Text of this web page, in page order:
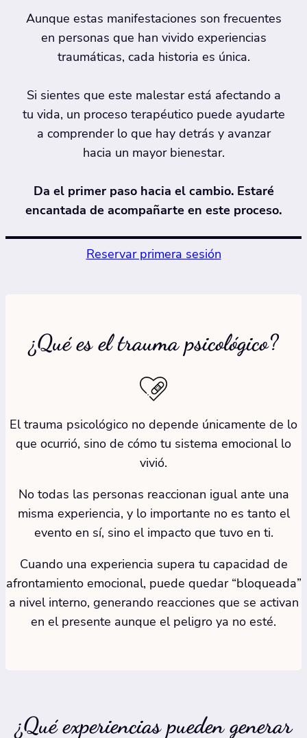
Aunque estas manifestaciones son frecuentes
en personas que han vivido experiencias
traumáticas, cada historia es única.
Si sientes que este malestar está afectando a
tu vida, un proceso terapéutico puede ayudarte
a comprender lo que hay detrás y avanzar
hacia un mayor bienestar.
Da el primer paso hacia el cambio. Estaré
encantada de acompañarte en este proceso.
Reservar primera sesión
¿Qué es el trauma psicológico?
El trauma psicológico no depende únicamente de lo
que ocurrió, sino de cómo tu sistema emocional lo
vivió.
No todas las personas reaccionan igual ante una
misma experiencia, y lo importante no es tanto el
evento en sí, sino el impacto que tuvo en ti.
Cuando una experiencia supera tu capacidad de
afrontamiento emocional, puede quedar “bloqueada”
a nivel interno, generando reacciones que se activan
en el presente aunque el peligro ya no esté.
¿Qué experiencias pueden generar